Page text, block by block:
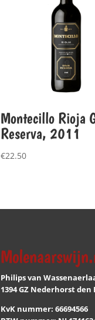
Montecillo Rioja
Reserva, 2011
€22.50
Philips van
1394 GZ Nederhorst den
KvK nummer: 66694566